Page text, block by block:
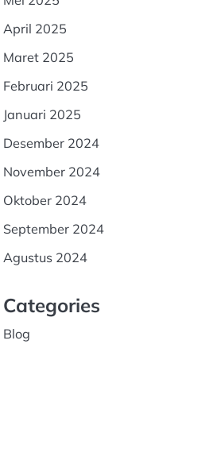
April 2025
Maret 2025
Februari 2025
Januari 2025
Desember 2024
November 2024
Oktober 2024
September 2024
Agustus 2024
Categories
Blog